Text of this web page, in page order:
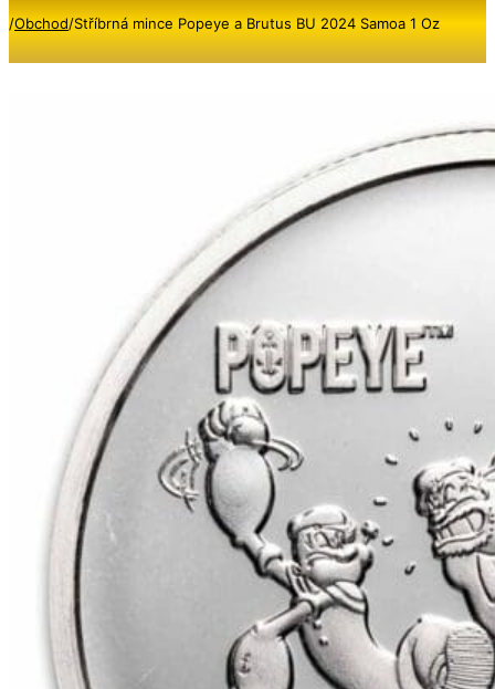
/Obchod/Stříbrná mince Popeye a Brutus BU 2024 Samoa 1 Oz